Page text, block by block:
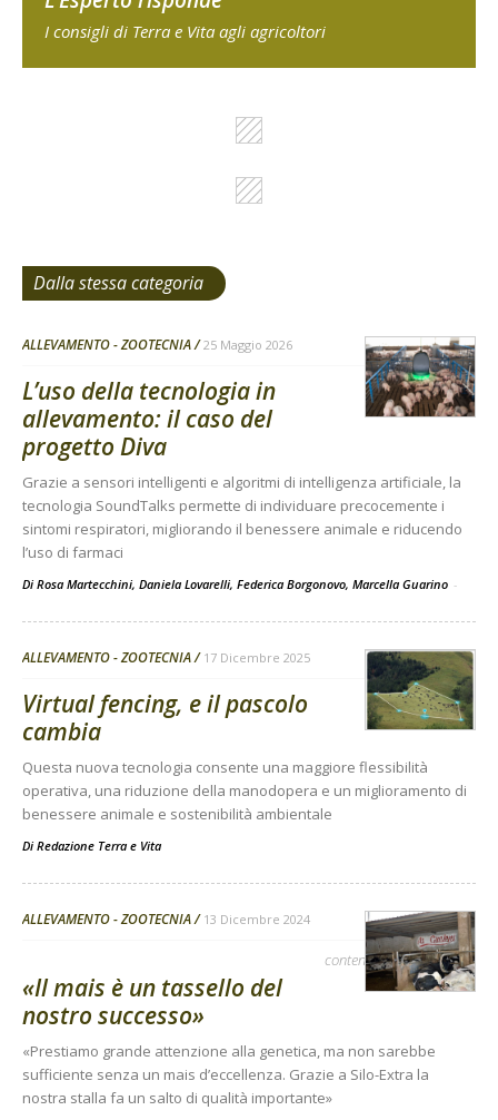
I consigli di Terra e Vita agli agricoltori
Dalla stessa categoria
ALLEVAMENTO - ZOOTECNIA 25 Maggio 2026
L’uso della tecnologia in
allevamento: il caso del
progetto Diva
Grazie a sensori intelligenti e algoritmi di intelligenza artificiale, la
tecnologia SoundTalks permette di individuare precocemente i
sintomi respiratori, migliorando il benessere animale e riducendo
l’uso di farmaci
Di Rosa Martecchini, Daniela Lovarelli, Federica Borgonovo, Marcella Guarino -
ALLEVAMENTO - ZOOTECNIA 17 Dicembre 2025
Virtual fencing, e il pascolo
cambia
Questa nuova tecnologia consente una maggiore flessibilità
operativa, una riduzione della manodopera e un miglioramento di
benessere animale e sostenibilità ambientale
Di Redazione Terra e Vita
ALLEVAMENTO - ZOOTECNIA 13 Dicembre 2024
contenuto sponsorizzato
«Il mais è un tassello del
nostro successo»
«Prestiamo grande attenzione alla genetica, ma non sarebbe
sufficiente senza un mais d’eccellenza. Grazie a Silo-Extra la
nostra stalla fa un salto di qualità importante»